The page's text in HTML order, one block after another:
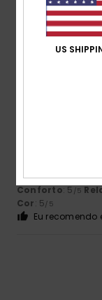
Mostrar original -
Conforto: 5 /5
Cor: 5/5
Eu recomendo
US